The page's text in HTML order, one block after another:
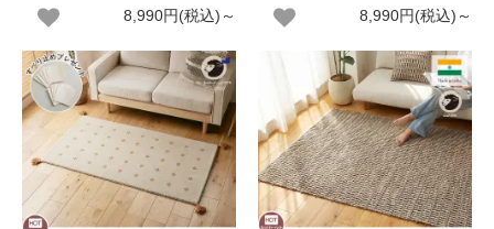
8,990円(税込)～
8,990円(税込)～